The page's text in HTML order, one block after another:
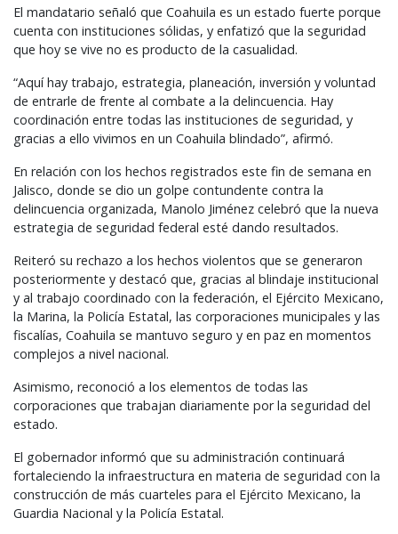
El mandatario señaló que Coahuila es un estado fuerte porque
cuenta con instituciones sólidas, y enfatizó que la seguridad
que hoy se vive no es producto de la casualidad.
“Aquí hay trabajo, estrategia, planeación, inversión y voluntad
de entrarle de frente al combate a la delincuencia. Hay
coordinación entre todas las instituciones de seguridad, y
gracias a ello vivimos en un Coahuila blindado”, afirmó.
En relación con los hechos registrados este fin de semana en
Jalisco, donde se dio un golpe contundente contra la
delincuencia organizada, Manolo Jiménez celebró que la nueva
estrategia de seguridad federal esté dando resultados.
Reiteró su rechazo a los hechos violentos que se generaron
posteriormente y destacó que, gracias al blindaje institucional
y al trabajo coordinado con la federación, el Ejército Mexicano,
la Marina, la Policía Estatal, las corporaciones municipales y las
fiscalías, Coahuila se mantuvo seguro y en paz en momentos
complejos a nivel nacional.
Asimismo, reconoció a los elementos de todas las
corporaciones que trabajan diariamente por la seguridad del
estado.
El gobernador informó que su administración continuará
fortaleciendo la infraestructura en materia de seguridad con la
construcción de más cuarteles para el Ejército Mexicano, la
Guardia Nacional y la Policía Estatal.